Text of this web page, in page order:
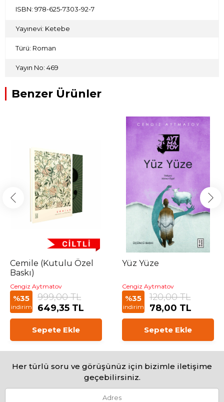
ISBN: 978-625-7303-92-7
Yayınevi: Ketebe
Türü: Roman
Yayın No: 469
Benzer Ürünler
Cemile (Kutulu Özel
Baskı)
Cengiz Aytmatov
%35
indirim
999,00 TL
649,35 TL
Sepete Ekle
Yüz Yüze
Cengiz Aytmatov
%35
indirim
120,00 TL
78,00 TL
Sepete Ekle
Her türlü soru ve görüşünüz için bizimle iletişime
geçebilirsiniz.
Adres